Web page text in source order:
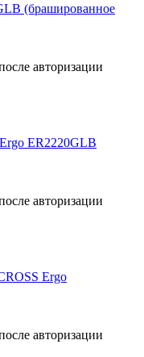
(брашированное
авторизации
ER2220GLB
авторизации
Ergo
авторизации